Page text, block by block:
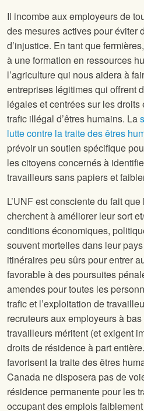
Il incombe aux employeurs de
des mesures actives pour éviter
d’injustice. En tant que
à une formation en ressources
l’agriculture qui nous aidera à
entreprises légitimes qui offrent
légales et centrées sur les
trafic illégal d’êtres humains. La
lutte contre la traite des êtres
prévoir un soutien spécifique
les citoyens concernés à
travailleurs sans papiers et
L’UNF est consciente du fait
cherchent à améliorer leur sort
conditions économiques,
souvent mortelles dans leur
itinéraires peu sûrs pour entrer
favorable à des poursuites
amendes pour toutes les
trafic et l’exploitation de
recruteurs aux employeurs à
travailleurs méritent (et exigent
droits de résidence à part
favorisent la traite des êtres
Canada ne disposera pas de
résidence permanente pour les
occupant des emplois